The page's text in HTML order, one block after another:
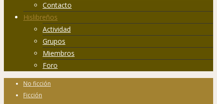
Contacto
Hislibreños
Actividad
Grupos
Miembros
Foro
No ficción
Ficción